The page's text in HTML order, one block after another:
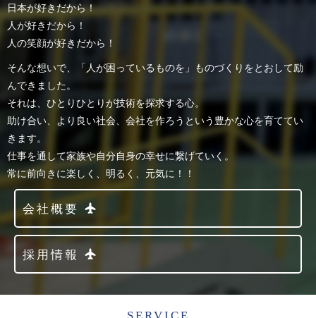
日本が好きだから！
人が好きだから！
人の笑顔が好きだから！
そんな想いで、「人が困っているものを」ものづくりをとおして励
んできました。
それは、ひとりひとりが技術を探求する心。
助け合い、より良い社会、会社を作ろうという豊かな心を育ててい
きます。
仕事を通して家族や自分自身の幸せに繋げていく。
常に前向きに楽しく、明るく、元気に！！
会社概要
採用情報